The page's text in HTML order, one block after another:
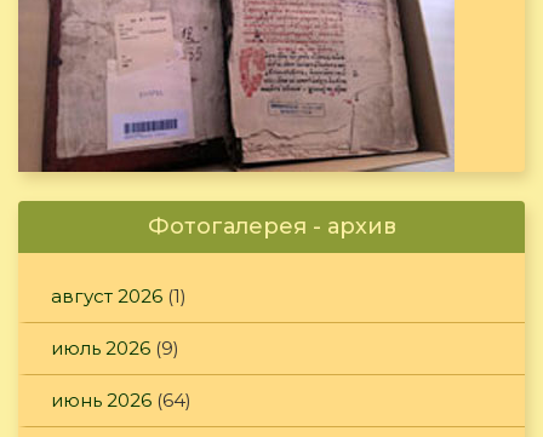
Фотогалерея - архив
август 2026 (1)
июль 2026 (9)
июнь 2026 (64)